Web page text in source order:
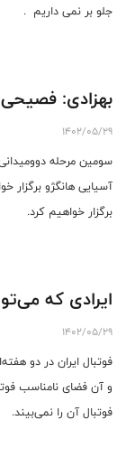
جلو بر نمی داریم .
بهزادی:
1402/05/29
سومین مرحله
آسیایی هانگژو برگزار
برگزار خواهیم کرد.
ایرادی که
1402/05/29
فوتبال ایران در دو
و آن فضای نامناسب
فوتبال آن را نمی‌بیند.